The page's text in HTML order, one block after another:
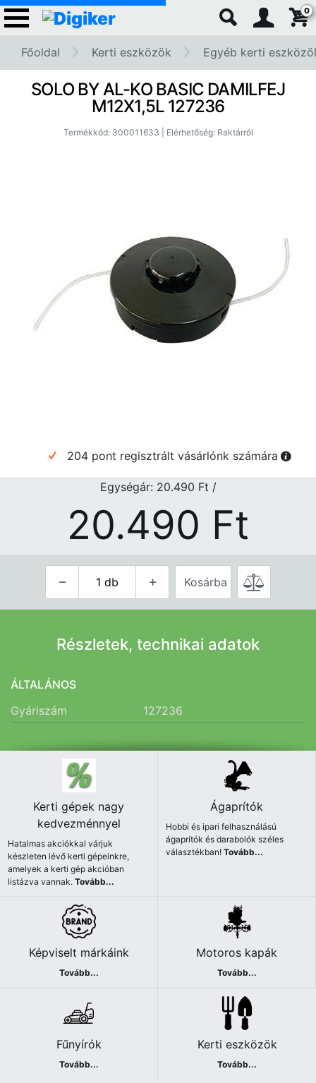
0
Főoldal Kerti eszközök Egyéb kerti
SOLO BY AL-KO BASIC DAMILFEJ
M12X1,5L 127236
Termékkód: 300011633 | Elérhetőség: Raktárról
204 pont regisztrált vásárlónk számára
Egységár: 20.490 Ft /
20.490 Ft
Kosárba
Részletek, technikai adatok
ÁLTALÁNOS
Gyáriszám
127236
Kerti gépek nagy
kedvezménnyel
Hatalmas akciókkal várjuk
készleten lévő kerti gépeinkre,
amelyek a kerti gép akcióban
listázva vannak.Tovább...
Ágaprítók
Hobbi és ipari felhasználású
ágaprítók és darabolók széles
választékban!Tovább...
Képviselt márkáink
Tovább...
Motoros kapák
Tovább...
Fűnyírók
Tovább...
Kerti eszközök
Tovább...